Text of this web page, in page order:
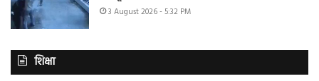
3 August 2026 - 5:32 PM
शिक्षा